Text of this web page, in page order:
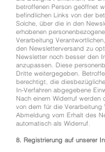
betroffenen Person geöffnet
befindlichen Links von der
Solche, über die in den
erhobenen
Verarbeitung
den Newsletterversand zu
Newsletter noch besser den
anzupassen. Diese
Dritte weitergegeben.
berechtigt, die
In-Verfahren abgegebene
Nach einem Widerruf werden
von dem für die Verarbeitung
Abmeldung vom Erhalt des
automatisch als Widerruf.
8. Registrierung auf unserer